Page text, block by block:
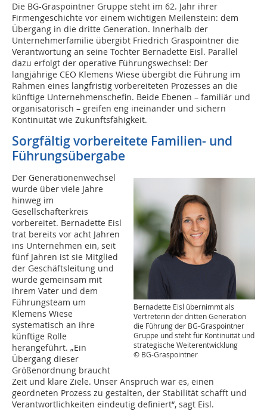
Die BG-Graspointner Gruppe steht im 62. Jahr ihrer
Firmengeschichte vor einem wichtigen Meilenstein: dem
Übergang in die dritte Generation. Innerhalb der
Unternehmerfamilie übergibt Friedrich Graspointner die
Verantwortung an seine Tochter Bernadette Eisl. Parallel
dazu erfolgt der operative Führungswechsel: Der
langjährige CEO Klemens Wiese übergibt die Führung im
Rahmen eines langfristig vorbereiteten Prozesses an die
künftige Unternehmenschefin. Beide Ebenen – familiär und
organisatorisch – greifen eng ineinander und sichern
Kontinuität wie Zukunftsfähigkeit.
Sorgfältig vorbereitete Familien- und
Führungsübergabe
Bernadette Eisl übernimmt als
Vertreterin der dritten Generation
die Führung der BG-Graspointner
Gruppe und steht für Kontinuität und
strategische Weiterentwicklung
© BG-Graspointner
Der Generationenwechsel
wurde über viele Jahre
hinweg im
Gesellschafterkreis
vorbereitet. Bernadette Eisl
trat bereits vor acht Jahren
ins Unternehmen ein, seit
fünf Jahren ist sie Mitglied
der Geschäftsleitung und
wurde gemeinsam mit
ihrem Vater und dem
Führungsteam um
Klemens Wiese
systematisch an ihre
künftige Rolle
herangeführt. „Ein
Übergang dieser
Größenordnung braucht
Zeit und klare Ziele. Unser Anspruch war es, einen
geordneten Prozess zu gestalten, der Stabilität schafft und
Verantwortlichkeiten eindeutig definiert“, sagt Eisl.